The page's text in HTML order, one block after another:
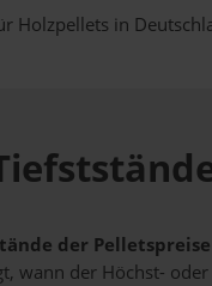
Holzpellets in
der
wann der Höchst-